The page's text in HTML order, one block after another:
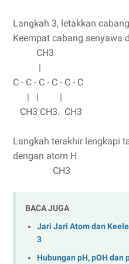
Langkah 3, letakkan
Keempat cabang senyawa
CH3
|
C - C - C - C - C - C
| | |
CH3 CH3. CH3
Langkah terakhir lengkapi
dengan atom H
CH3
BACA JUGA
Jari Jari Atom dan
3
Hubungan pH, pOH dan